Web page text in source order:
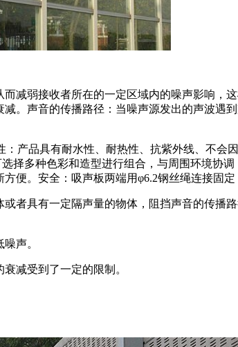
减弱接收者所在的一定区域内的噪声影响，
。声音的传播路径：当噪声源发出的声波遇
产品具有耐水性、耐热性、抗紫外线、不会
择多种色彩和造型进行组合，与周围环境协
便。安全：吸声板两端用φ6.2钢丝绳连接固定
者具有一定隔声量的物体，阻挡声音的传播
声。
减受到了一定的限制。